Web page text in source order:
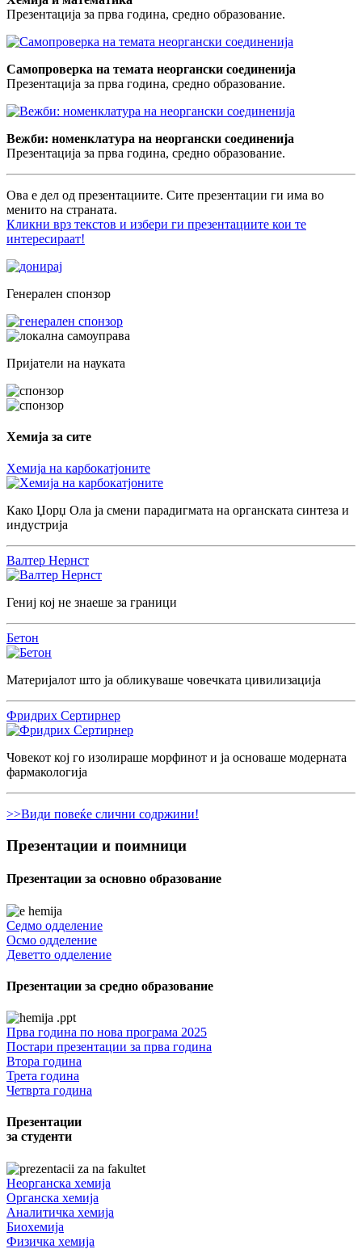
Презентација за прва година, средно образование.
Самопроверка на темата неоргански соединенија
Презентација за прва година, средно образование.
Вежби: номенклатура на неоргански соединенија
Презентација за прва година, средно образование.
Ова е дел од презентациите. Сите презентации ги има во
менито на страната.
Кликни врз текстов и избери ги презентациите кои те
интересираат!
Генерален спонзор
Пријатели на науката
Хемија за сите
Хемија на карбокатјоните
Како Џорџ Ола ја смени парадигмата на органската синтеза и
индустрија
Валтер Нернст
Гениј кој не знаеше за граници
Бетон
Материјалот што ја обликуваше човечката цивилизација
Фридрих Сертирнер
Човекот кој го изолираше морфинот и ја основаше модерната
фармакологија
>>Види повеќе слични содржини!
Презентации и поимници
Презентации за основно образование
Седмо одделение
Осмо одделение
Деветто одделение
Презентации за средно образование
Прва година по нова програма 2025
Постари презентации за прва година
Втора година
Трета година
Четврта година
Презентации
за студенти
Неорганска хемија
Органска хемија
Аналитичка хемија
Биохемија
Физичка хемија